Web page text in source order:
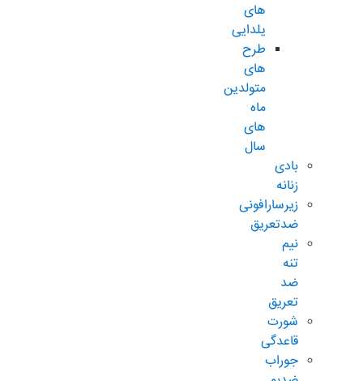
های
یلدایی
طرح
های
متولدین
ماه
های
سال
بادی
زنانه
زیرسارافونی
ضدتعریق
نیم
تنه
ضد
تعریق
شورت
قاعدگی
جوراب